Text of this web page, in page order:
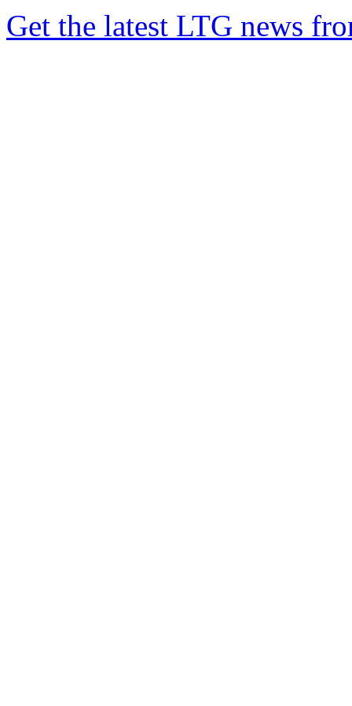
Get the latest LTG news